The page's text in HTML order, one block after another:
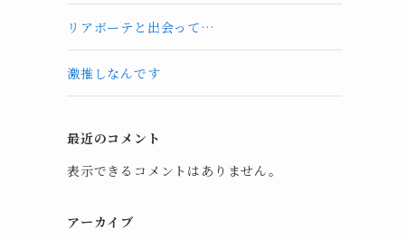
リアボーテと出会って…
激推しなんです
最近のコメント
表示できるコメントはありません。
アーカイブ